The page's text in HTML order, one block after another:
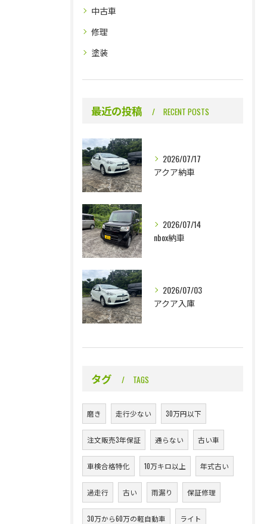
中古車
修理
塗装
最近の投稿 RECENT POSTS
2026/07/17
アクア納車
2026/07/14
nbox納車
2026/07/03
アクア入庫
タグ TAGS
磨き 走行少ない 30万円以下
注文販売3年保証 通らない 古い車
車検合格特化 10万キロ以上 年式古い
過走行 古い 雨漏り 保証修理
30万から60万の軽自動車 ライト
お問い合わせはこちら
お問い合わせはこちら